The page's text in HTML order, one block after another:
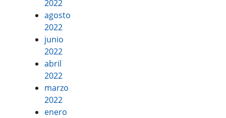
2022
agosto
2022
junio
2022
abril
2022
marzo
2022
enero